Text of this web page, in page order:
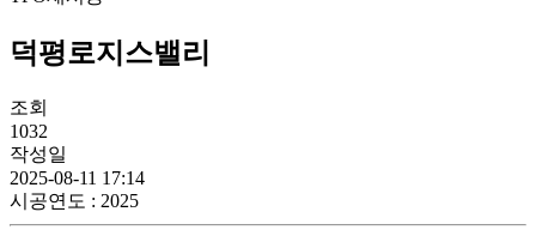
덕평로지스밸리
조회
1032
작성일
2025-08-11 17:14
시공연도 : 2025